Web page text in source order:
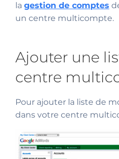
la gestion de comptes
un centre multicompte.
Ajouter une
centre
Pour ajouter la liste de
dans votre centre